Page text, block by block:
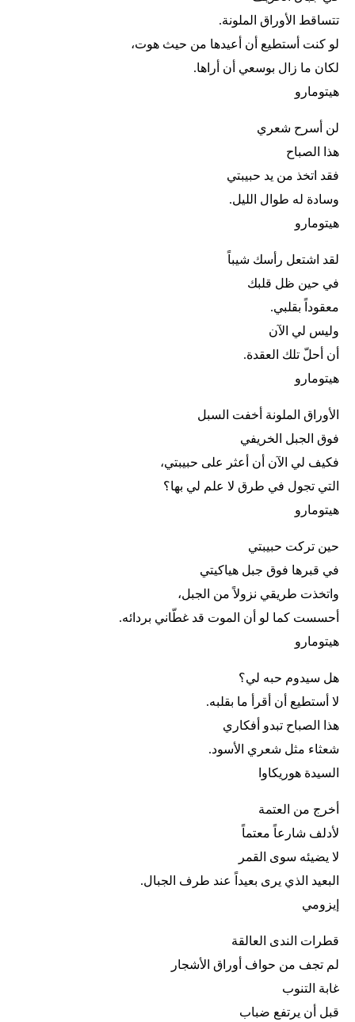
تتساقط الأوراق الملونة.
لو كنت أستطيع أن أعيدها من حيث هوت،
لكان ما زال بوسعي أن أراها.
هيتومارو
لن أسرح شعري
هذا الصباح
فقد اتخذ من يد حبيبتي
وسادة له طوال الليل.
هيتومارو
لقد اشتعل رأسك شيباً
في حين ظل قلبك
معقوداً بقلبي.
وليس لي الآن
أن أحلّ تلك العقدة.
هيتومارو
الأوراق الملونة أخفت السبل
فوق الجبل الخريفي
فكيف لي الآن أن أعثر على حبيبتي،
التي تجول في طرق لا علم لي بها؟
هيتومارو
حين تركت حبيبتي
في قبرها فوق جبل هياكيتي
واتخذت طريقي نزولاً من الجبل،
أحسست كما لو أن الموت قد غطّاني بردائه.
هيتومارو
هل سيدوم حبه لي؟
لا أستطيع أن أقرأ ما بقلبه.
هذا الصباح تبدو أفكاري
شعثاء مثل شعري الأسود.
السيدة هوريكاوا
أخرج من العتمة
لأدلف شارعاً معتماً
لا يضيئه سوى القمر
البعيد الذي يرى بعيداً عند طرف الجبال.
إيزومي
قطرات الندى العالقة
لم تجف من حواف أوراق الأشجار
غابة التنوب
قبل أن يرتفع ضباب